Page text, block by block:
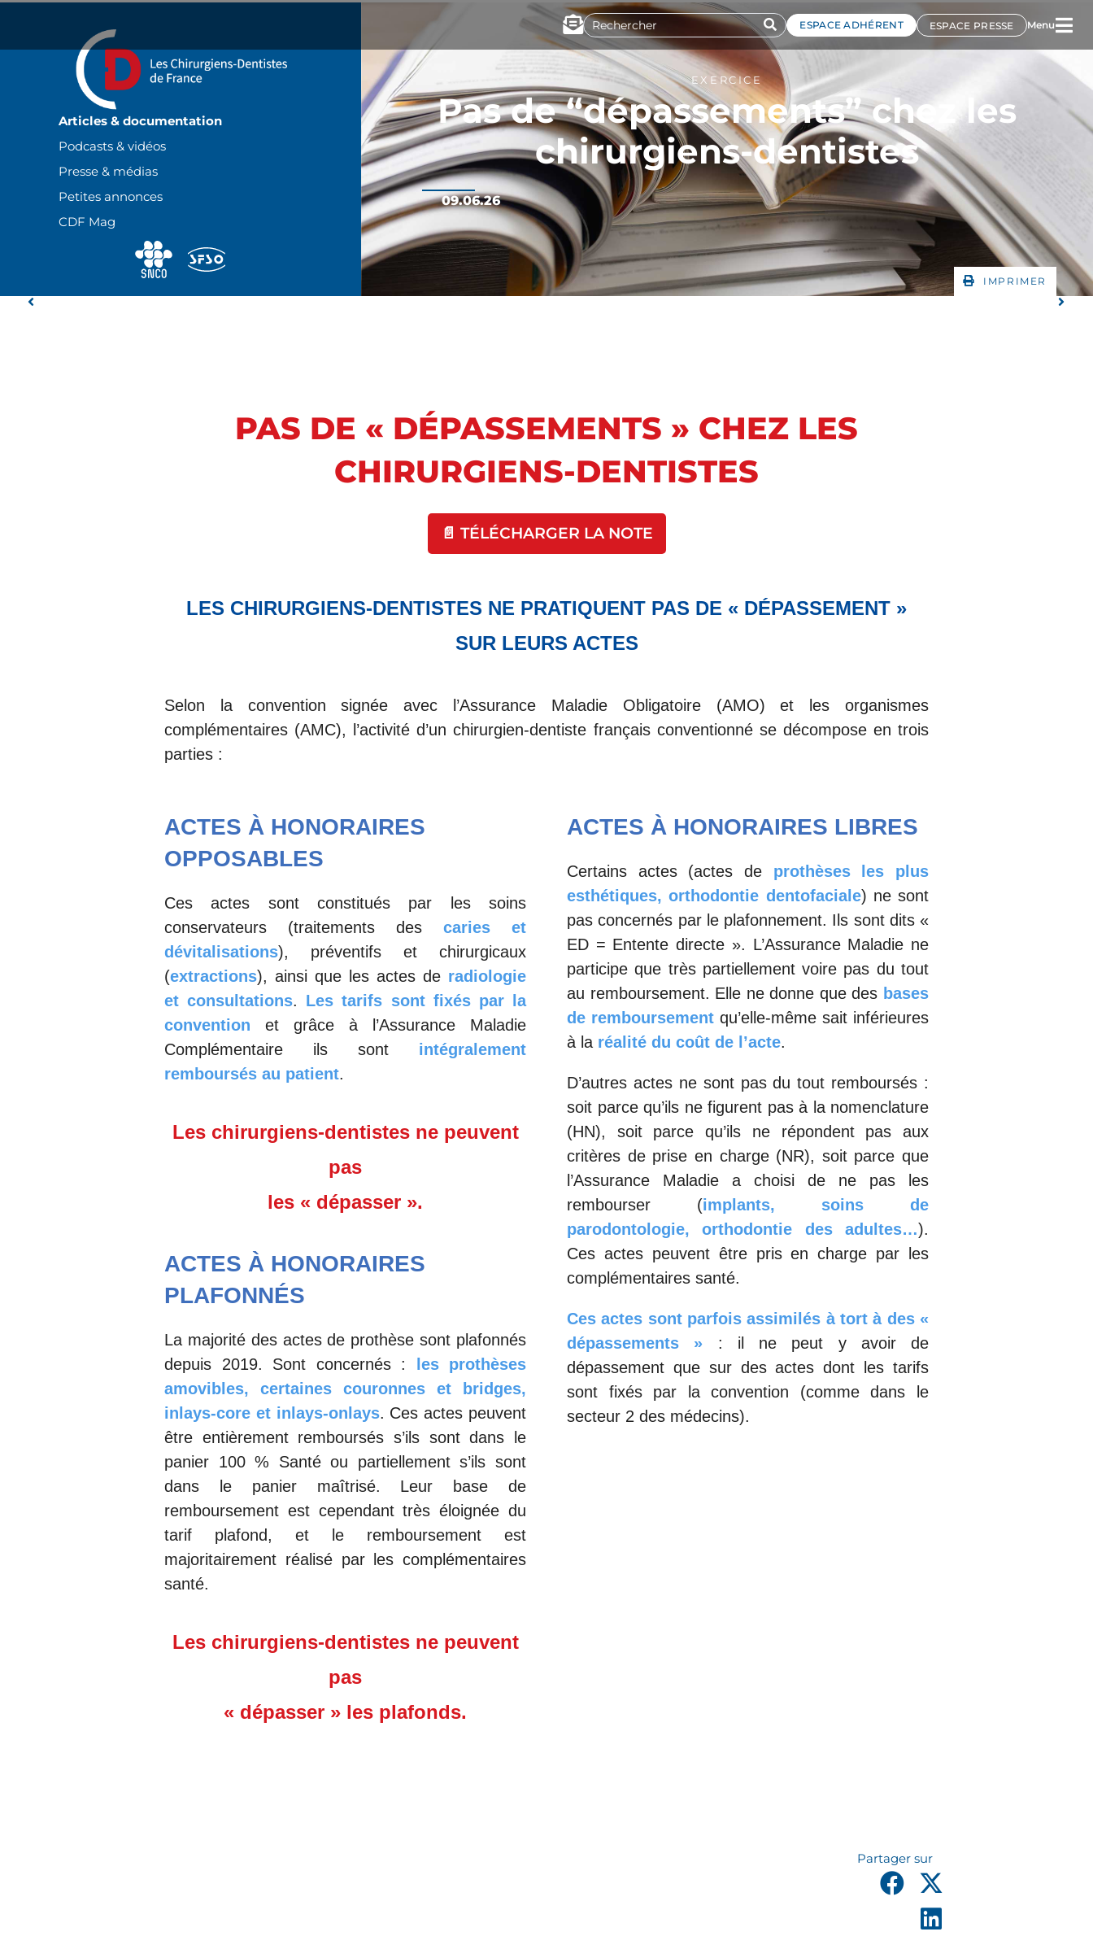
ESPACE ADHÉRENT ESPACE PRESSE Menu
Articles & documentation
Podcasts & vidéos
Presse & médias
Petites annonces
CDF Mag
EXERCICE
Pas de “dépassements” chez les
chirurgiens-dentistes
IMPRIMER
09.06.26
PAS DE « DÉPASSEMENTS » CHEZ LES
CHIRURGIENS-DENTISTES
📄 TÉLÉCHARGER LA NOTE
LES CHIRURGIENS-DENTISTES NE PRATIQUENT PAS DE « DÉPASSEMENT »
SUR LEURS ACTES
Selon la convention signée avec l’Assurance Maladie Obligatoire (AMO) et les organismes
complémentaires (AMC), l’activité d’un chirurgien-dentiste français conventionné se décompose en trois
parties :
ACTES À HONORAIRES
OPPOSABLES
Ces actes sont constitués par les soins
conservateurs (traitements des caries et
dévitalisations), préventifs et chirurgicaux
(extractions), ainsi que les actes de radiologie
et consultations. Les tarifs sont fixés par la
convention et grâce à l’Assurance Maladie
Complémentaire ils sont intégralement
remboursés au patient.
Les chirurgiens-dentistes ne peuvent
pas
les « dépasser ».
ACTES À HONORAIRES
PLAFONNÉS
La majorité des actes de prothèse sont plafonnés
depuis 2019. Sont concernés :
les prothèses
amovibles, certaines couronnes et bridges,
inlays-core et inlays-onlays. Ces actes peuvent
être entièrement remboursés s’ils sont dans le
panier 100 % Santé ou partiellement s’ils sont
dans le panier maîtrisé. Leur base de
remboursement est cependant très éloignée du
tarif plafond, et le remboursement est
majoritairement réalisé par les complémentaires
santé.
Les chirurgiens-dentistes ne peuvent
pas
« dépasser » les plafonds.
ACTES À HONORAIRES LIBRES
Certains actes (actes de prothèses les plus
esthétiques, orthodontie dentofaciale) ne sont
pas concernés par le plafonnement. Ils sont dits «
ED = Entente directe ». L’Assurance Maladie ne
participe que très partiellement voire pas du tout
au remboursement. Elle ne donne que des bases
de remboursement qu’elle-même sait inférieures
à la réalité du coût de l’acte.
D’autres actes ne sont pas du tout remboursés :
soit parce qu’ils ne figurent pas à la nomenclature
(HN), soit parce qu’ils ne répondent pas aux
critères de prise en charge (NR), soit parce que
l’Assurance Maladie a choisi de ne pas les
rembourser (implants, soins de
parodontologie, orthodontie des adultes…).
Ces actes peuvent être pris en charge par les
complémentaires santé.
Ces actes sont parfois assimilés à tort à des «
dépassements » : il ne peut y avoir de
dépassement que sur des actes dont les tarifs
sont fixés par la convention (comme dans le
secteur 2 des médecins).